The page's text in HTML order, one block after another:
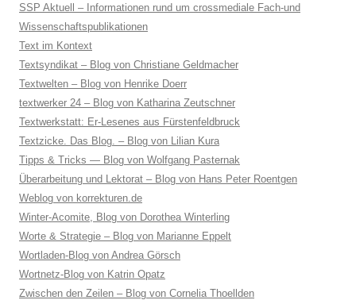
SSP Aktuell – Informationen rund um crossmediale Fach-und
Wissenschaftspublikationen
Text im Kontext
Textsyndikat – Blog von Christiane Geldmacher
Textwelten – Blog von Henrike Doerr
textwerker 24 – Blog von Katharina Zeutschner
Textwerkstatt: Er-Lesenes aus Fürstenfeldbruck
Textzicke. Das Blog. – Blog von Lilian Kura
Tipps & Tricks — Blog von Wolfgang Pasternak
Überarbeitung und Lektorat – Blog von Hans Peter Roentgen
Weblog von korrekturen.de
Winter-Acomite, Blog von Dorothea Winterling
Worte & Strategie – Blog von Marianne Eppelt
Wortladen-Blog von Andrea Görsch
Wortnetz-Blog von Katrin Opatz
Zwischen den Zeilen – Blog von Cornelia Thoellden